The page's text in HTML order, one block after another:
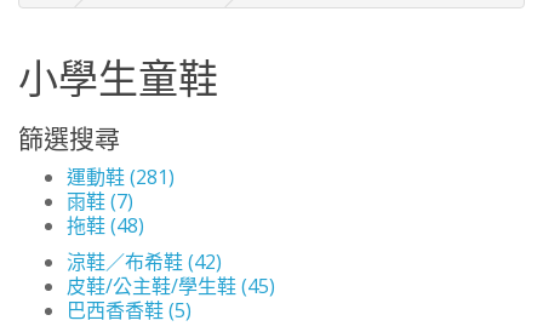
小學生童鞋
篩選搜尋
運動鞋 (281)
雨鞋 (7)
拖鞋 (48)
涼鞋／布希鞋 (42)
皮鞋/公主鞋/學生鞋 (45)
巴西香香鞋 (5)